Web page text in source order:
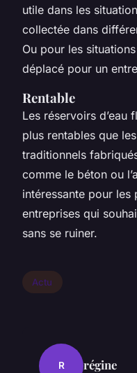
utile dans les
collectée dans
Ou pour les
déplacé pour un
Rentable
Les réservoirs d’eau
plus rentables que
traditionnels
comme le béton ou
intéressante pour les
entreprises qui
sans se ruiner.
Actu
R régine